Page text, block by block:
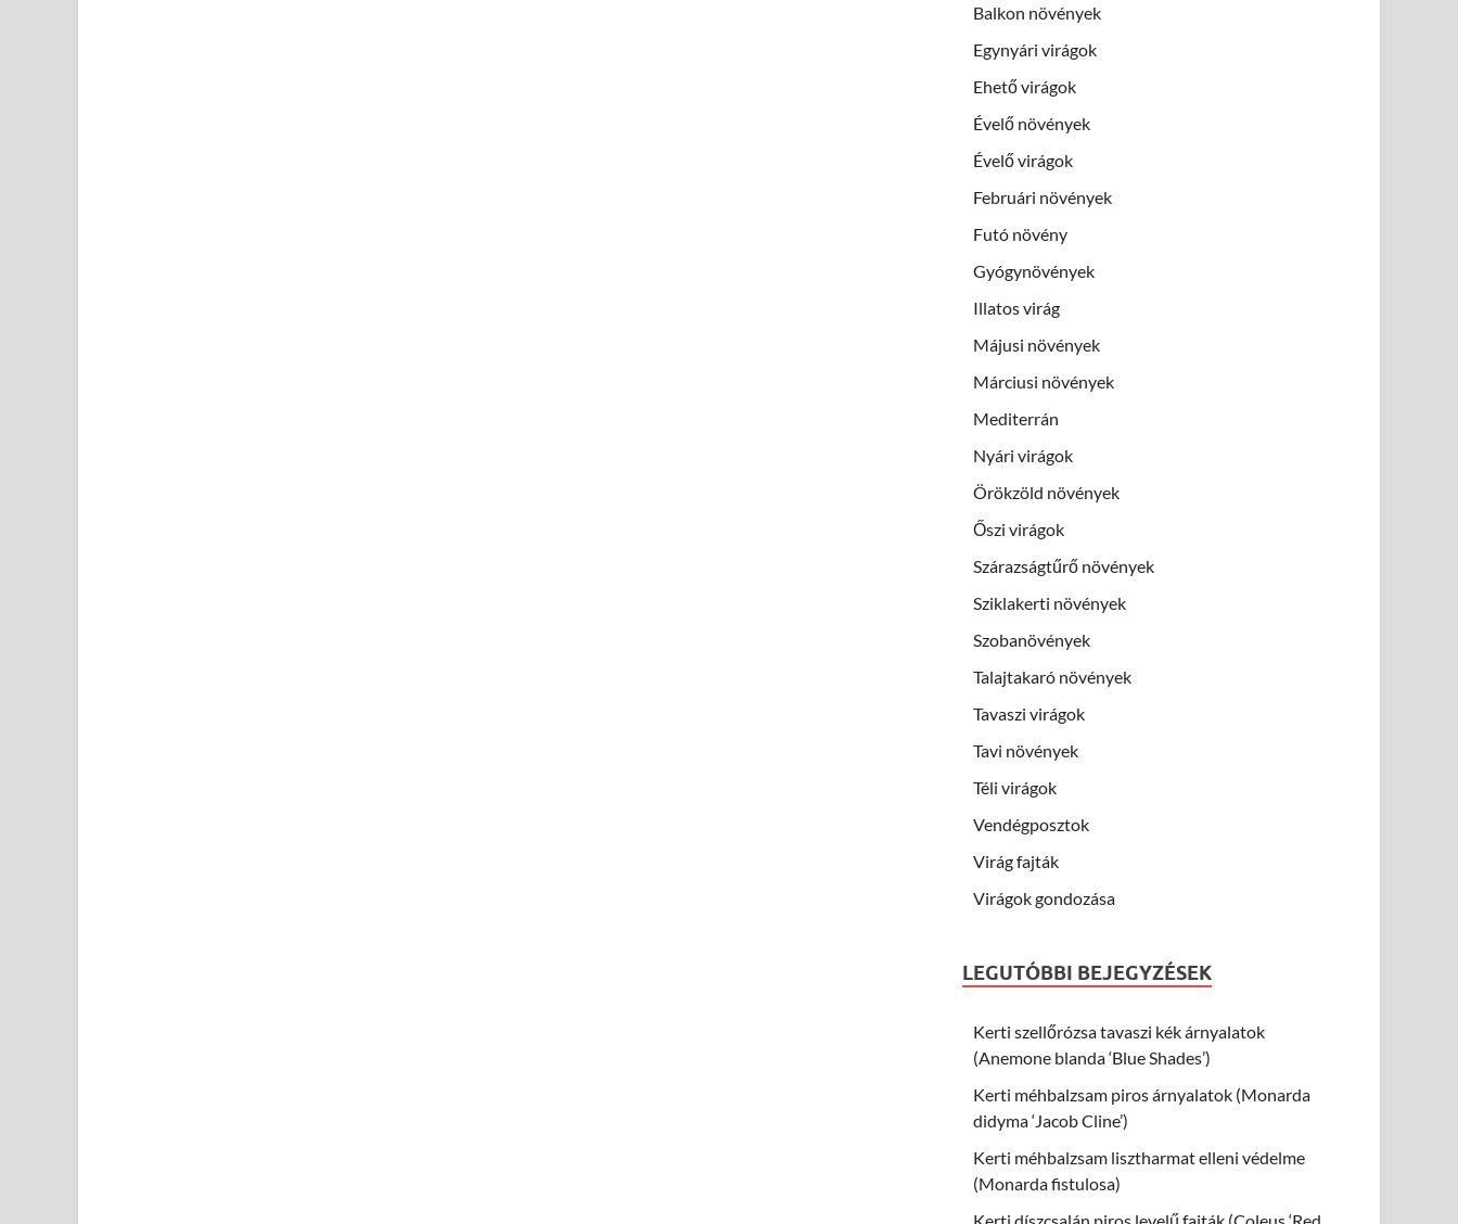
Balkon növények
Egynyári virágok
Ehető virágok
Évelő növények
Évelő virágok
Februári növények
Futó növény
Gyógynövények
Illatos virág
Májusi növények
Márciusi növények
Mediterrán
Nyári virágok
Örökzöld növények
Őszi virágok
Szárazságtűrő növények
Sziklakerti növények
Szobanövények
Talajtakaró növények
Tavaszi virágok
Tavi növények
Téli virágok
Vendégposztok
Virág fajták
Virágok gondozása
LEGUTÓBBI BEJEGYZÉSEK
Kerti szellőrózsa tavaszi kék árnyalatok
(Anemone blanda ‘Blue Shades’)
Kerti méhbalzsam piros árnyalatok (Monarda
didyma ‘Jacob Cline’)
Kerti méhbalzsam lisztharmat elleni védelme
(Monarda fistulosa)